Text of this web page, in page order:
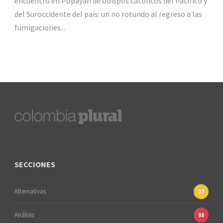
del Suroccidente del país: un no rotundo al regreso a las
fumigaciones...
SECCIONES
Alternativas 27
Análisis 88